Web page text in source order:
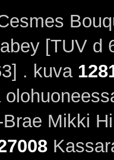
[TUV d
. kuva
Mikki